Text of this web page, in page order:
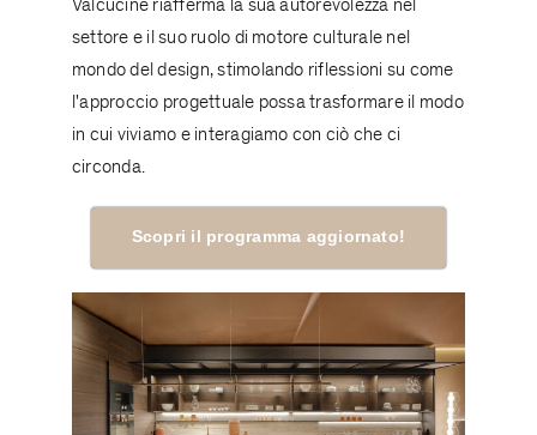
Valcucine riafferma la sua autorevolezza nel
settore e il suo ruolo di motore culturale nel
mondo del design, stimolando riflessioni su come
l'approccio progettuale possa trasformare il modo
in cui viviamo e interagiamo con ciò che ci
circonda.
Scopri il programma aggiornato!